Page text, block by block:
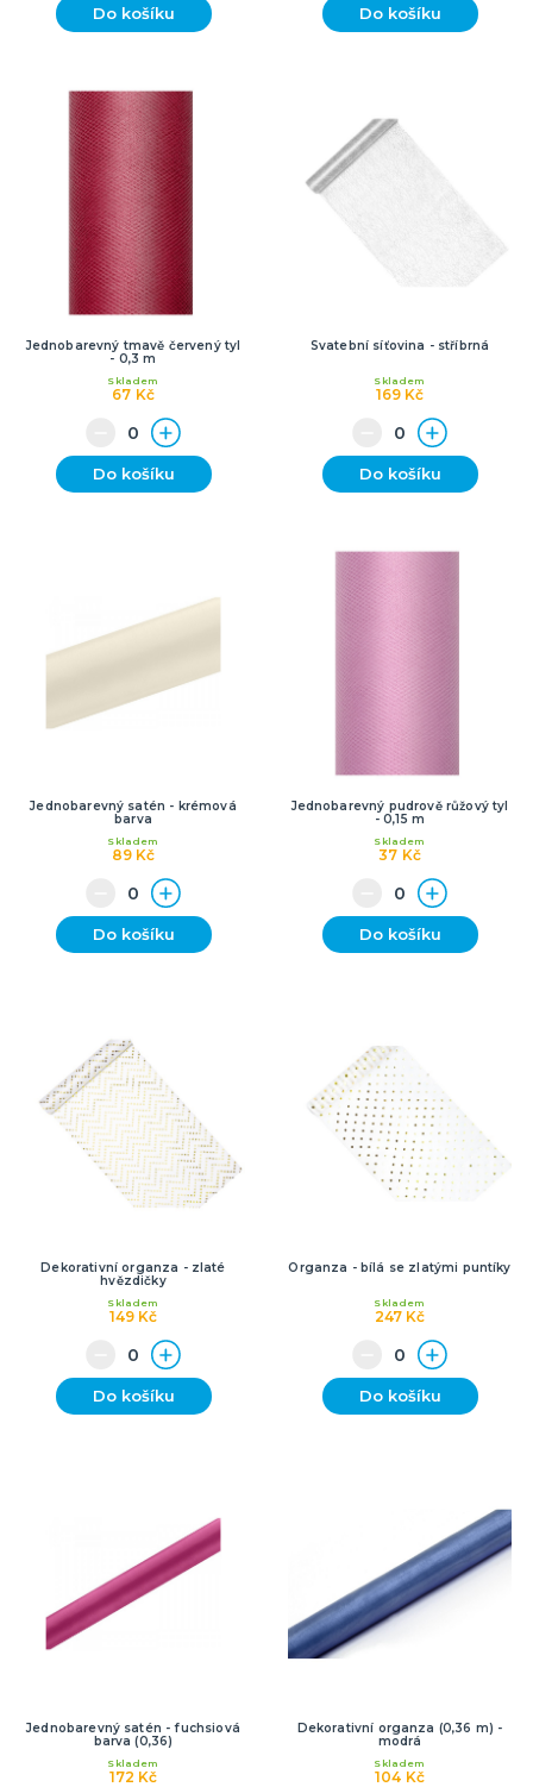
Do košíku Do košíku
Jednobarevný tmavě červený tyl
- 0,3 m
67 Kč
Skladem
Do košíku
Svatební síťovina - stříbrná
169 Kč
Skladem
Do košíku
Jednobarevný satén - krémová
barva
89 Kč
Skladem
Do košíku
Jednobarevný pudrově růžový tyl
- 0,15 m
37 Kč
Skladem
Do košíku
Dekorativní organza - zlaté
hvězdičky
149 Kč
Skladem
Do košíku
Organza - bílá se zlatými puntíky
247 Kč
Skladem
Do košíku
Jednobarevný satén - fuchsiová
barva (0,36)
172 Kč
Skladem
Dekorativní organza (0,36 m) -
modrá
104 Kč
Skladem